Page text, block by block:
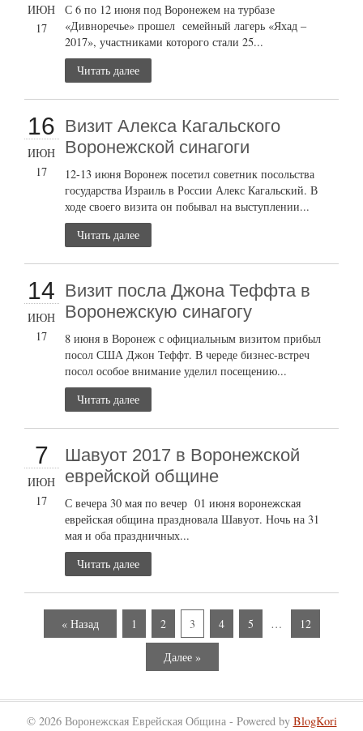
ИЮН
17
С 6 по 12 июня под Воронежем на турбазе
«Дивноречье» прошел семейный лагерь «Яхад –
2017», участниками которого стали 25...
Читать далее
16
ИЮН
17
Визит Алекса Кагальского
Воронежской синагоги
12-13 июня Воронеж посетил советник посольства
государства Израиль в России Алекс Кагальский. В
ходе своего визита он побывал на выступлении...
Читать далее
14
ИЮН
17
Визит посла Джона Теффта в
Воронежскую синагогу
8 июня в Воронеж с официальным визитом прибыл
посол США Джон Теффт. В череде бизнес-встреч
посол особое внимание уделил посещению...
Читать далее
7
ИЮН
17
Шавуот 2017 в Воронежской
еврейской общине
С вечера 30 мая по вечер 01 июня воронежская
еврейская община праздновала Шавуот. Ночь на 31
мая и оба праздничных...
Читать далее
« Назад 1 2 3 4 5 … 12
Далее »
© 2026 Воронежская Еврейская Община - Powered by BlogKori